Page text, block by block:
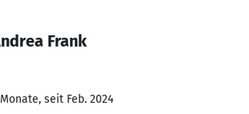
Frank
seit Feb. 2024